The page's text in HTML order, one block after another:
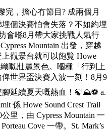
完，擔心冇節目? 成兩個月
個決賽怕會失落？不如約埋
會喺8月帶大家挑戰人氣行
Mountain 出發，穿越
觀景台就可以飽覽 Howe
嘅壯麗景色。嗰種「行到上
世界盃決賽入波一刻！8月9
延續夏天嘅熱血！🍃⛰️⚽ a.
係 Howe Sound Crest Trail
里，由 Cypress Mountain 一
Cove 一帶。St. Mark’s